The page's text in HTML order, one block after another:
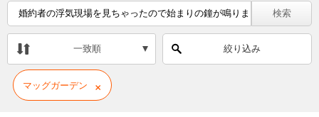
検索
一致順 絞り込み
マッグガーデン ×